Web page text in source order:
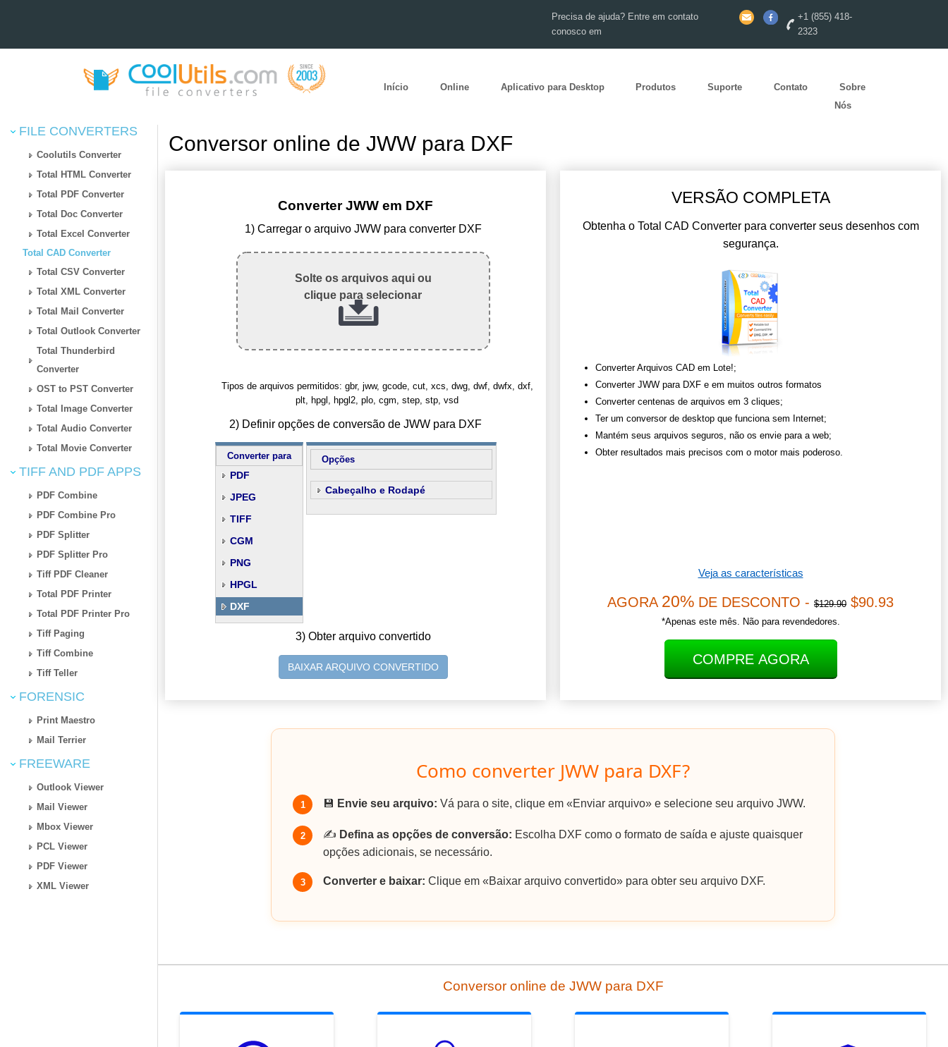
Precisa de ajuda? Entre em contato
conosco em
+1 (855) 418-
2323
Início Online Aplicativo para Desktop Produtos Suporte Contato
Sobre
Nós
FILE CONVERTERS
Coolutils Converter
Total HTML Converter
Total PDF Converter
Total Doc Converter
Total Excel Converter
Total CAD Converter
Total CSV Converter
Total XML Converter
Total Mail Converter
Total Outlook Converter
Total Thunderbird
Converter
OST to PST Converter
Total Image Converter
Total Audio Converter
Total Movie Converter
TIFF AND PDF APPS
PDF Combine
PDF Combine Pro
PDF Splitter
PDF Splitter Pro
Tiff PDF Cleaner
Total PDF Printer
Total PDF Printer Pro
Tiff Paging
Tiff Combine
Tiff Teller
FORENSIC
Print Maestro
Mail Terrier
FREEWARE
Outlook Viewer
Mail Viewer
Mbox Viewer
PCL Viewer
PDF Viewer
XML Viewer
Conversor online de JWW para DXF
Converter JWW em DXF
1) Carregar o arquivo JWW para converter DXF
Solte os arquivos aqui ou
clique para selecionar
Tipos de arquivos permitidos: gbr, jww, gcode, cut, xcs, dwg, dwf, dwfx, dxf,
plt, hpgl, hpgl2, plo, cgm, step, stp, vsd
2) Definir opções de conversão de JWW para DXF
Converter para
PDF
JPEG
TIFF
CGM
PNG
HPGL
DXF
Opções
Cabeçalho e Rodapé
3) Obter arquivo convertido
BAIXAR ARQUIVO CONVERTIDO
VERSÃO COMPLETA
Obtenha o Total CAD Converter para converter seus desenhos com
segurança.
Converter Arquivos CAD em Lote!;
Converter JWW para DXF e em muitos outros formatos
Converter centenas de arquivos em 3 cliques;
Ter um conversor de desktop que funciona sem Internet;
Mantém seus arquivos seguros, não os envie para a web;
Obter resultados mais precisos com o motor mais poderoso.
Veja as características
AGORA 20% DE DESCONTO - $129.90 $90.93
*Apenas este mês. Não para revendedores.
COMPRE AGORA
Como converter JWW para DXF?
1 💾 Envie seu arquivo: Vá para o site, clique em «Enviar arquivo» e selecione seu arquivo JWW.
2 ✍️ Defina as opções de conversão: Escolha DXF como o formato de saída e ajuste quaisquer
opções adicionais, se necessário.
3 Converter e baixar: Clique em «Baixar arquivo convertido» para obter seu arquivo DXF.
Conversor online de JWW para DXF